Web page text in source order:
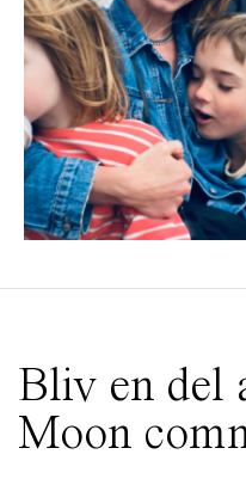
Bliv en del
Moon